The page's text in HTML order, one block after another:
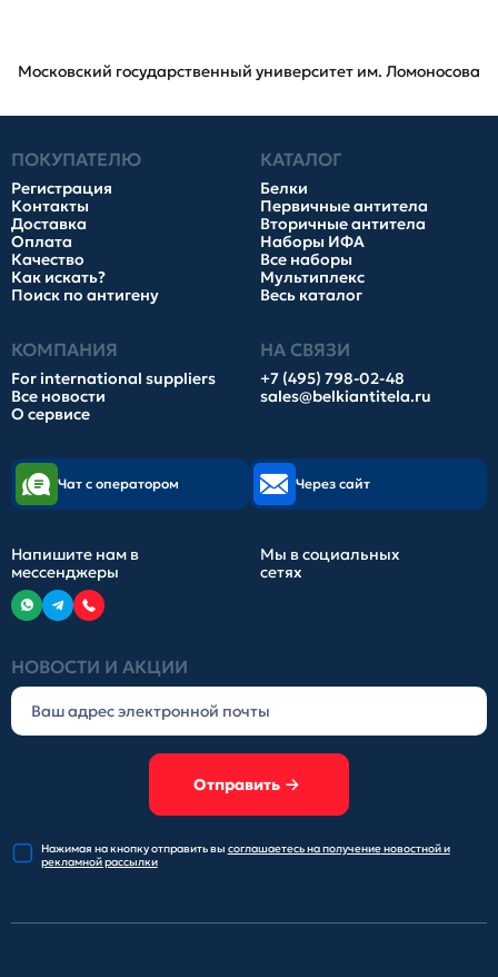
Московский государственный университет им. Ломоносова
ПОКУПАТЕЛЮ
Регистрация
Контакты
Доставка
Оплата
Качество
Как искать?
Поиск по антигену
КАТАЛОГ
Белки
Первичные антитела
Вторичные антитела
Наборы ИФА
Все наборы
Мультиплекс
Весь каталог
КОМПАНИЯ
For international suppliers
Все новости
О сервисе
НА СВЯЗИ
+7 (495) 798-02-48
sales@belkiantitela.ru
НОВОСТИ И АКЦИИ
Отправить
Нажимая на кнопку отправитьвы соглашаетесь на получениеновостной и
рекламной рассылки
Чат с оператором Через сайт
Напишите нам в
мессенджеры
Мы в социальных
сетях